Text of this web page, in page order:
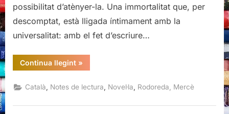
possibilitat d’atènyer-la. Una immortalitat que, per
descomptat, està lligada íntimament amb la
universalitat: amb el fet d’escriure…
Continua llegint“Aloma,
Mercè
»
Català Notes de lectura Novel·la Rodoreda, Mercè